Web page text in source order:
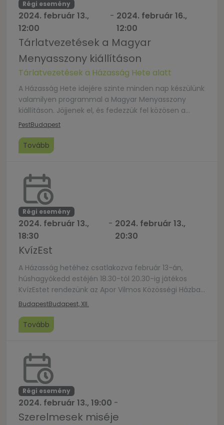
Régi esemény
2024. február 13.,
12:00
- 2024. február 16.,
12:00
Tárlatvezetések a Magyar
Menyasszony kiállításon
Tárlatvezetések a Házasság Hete alatt
A Házasság Hete idejére szinte minden nap készülünk
valamilyen programmal a Magyar Menyasszony
kiállításon. Jöjjenek el, és fedezzük fel közösen a
szerelmek és házasságok elmúlt 500 évét. Színek,
Menyasszony kiállításon Az esküvőt és az azt
megelőző udvarlási, párválasztási rituálékat számos
izgalmasabbá. Több, […]
PestBudapest
Tovább
Régi esemény
2024. február 13.,
18:30
- 2024. február 13.,
20:30
KvízEst
A Házasság hetéhez csatlakozva február 13-án,
húshagyókedd estéjén 18.30-tól 20.30-ig játékos
KvízEstet rendezünk az Apor Vilmos Közösségi Házban
(Cím: 1124 Budapest, Apor Vilmos tér 9-11.), előtte és
három házaspárból álló csapatok, illetve csapatot
kereső házaspárok jelentkezését várjuk az alábbi
figyelmet, hogy mivel a Közösségi Ház
befogadóképessége […]
BudapestBudapest, XII.
Tovább
Régi esemény
2024. február 13., 19:00 -
Szerelmesek miséje